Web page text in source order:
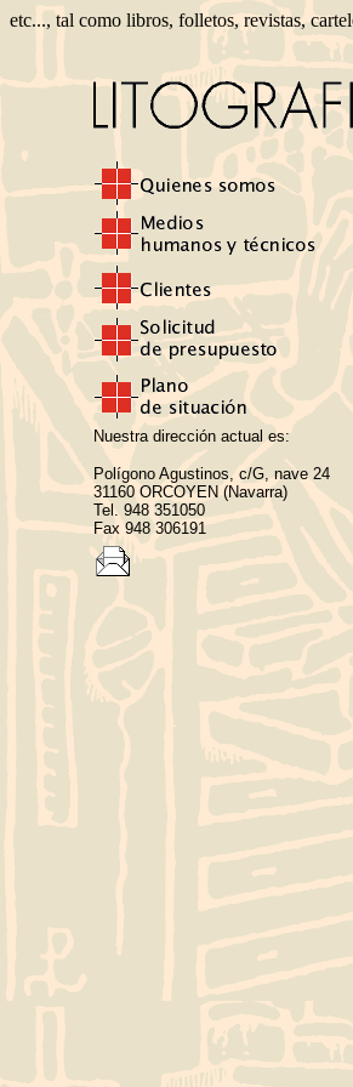
etc..., tal como libros, folletos, revistas,
Nuestra dirección actual es:
Polígono Agustinos, c/G, nave 24
31160 ORCOYEN (Navarra)
Tel. 948 351050
Fax 948 306191